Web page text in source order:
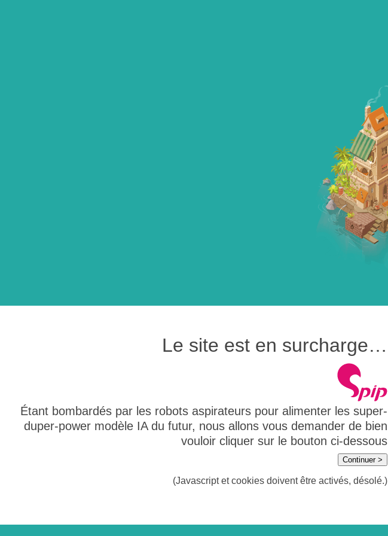
Le site est en surcharge…
Étant bombardés par les robots aspirateurs pour alimenter les super-
duper-power modèle IA du futur, nous allons vous demander de bien
vouloir cliquer sur le bouton ci-dessous
Continuer >
(Javascript et cookies doivent être activés, désolé.)